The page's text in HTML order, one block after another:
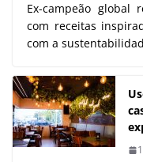
Ex-campeão global
com receitas
com a